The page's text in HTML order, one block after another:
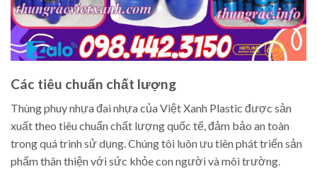
Các tiêu chuẩn chất lượng
Thùng phuy nhựa đai nhựa của Việt Xanh Plastic được sản
xuất theo tiêu chuẩn chất lượng quốc tế, đảm bảo an toàn
trong quá trình sử dụng. Chúng tôi luôn ưu tiên phát triển sản
phẩm thân thiện với sức khỏe con người và môi trường.